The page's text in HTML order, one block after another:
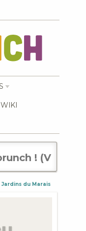
WIKI
Jardins du Marais